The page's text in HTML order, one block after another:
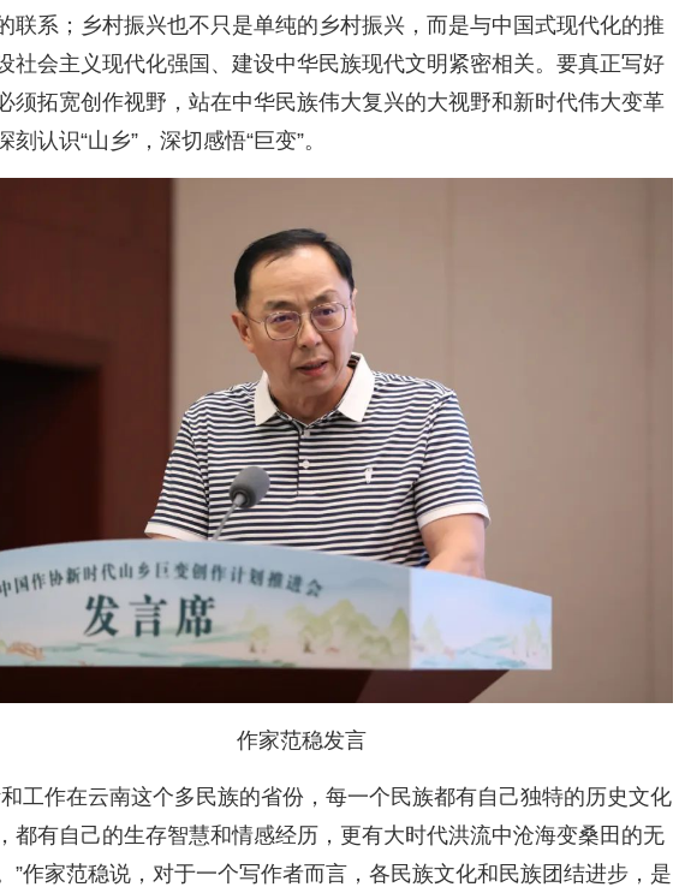
联系；乡村振兴也不只是单纯的乡村振兴，而是与中国式现代化的推
社会主义现代化强国、建设中华民族现代文明紧密相关。要真正写好
须拓宽创作视野，站在中华民族伟大复兴的大视野和新时代伟大变革
刻认识“山乡”，深切感悟“巨变”。
作家范稳发言
和工作在云南这个多民族的省份，每一个民族都有自己独特的历史文化
都有自己的生存智慧和情感经历，更有大时代洪流中沧海变桑田的无
”作家范稳说，对于一个写作者而言，各民族文化和民族团结进步，是